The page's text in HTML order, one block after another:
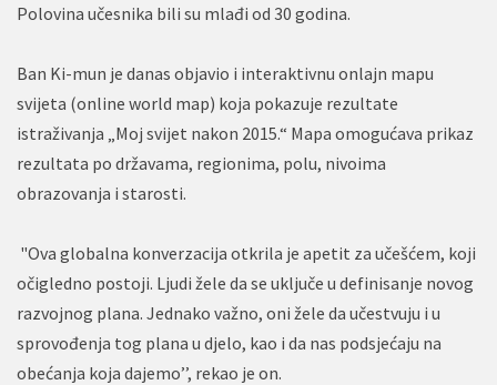
Polovina učesnika bili su mlađi od 30 godina.
Ban Ki-mun je danas objavio i interaktivnu onlajn mapu
svijeta (online world map) koja pokazuje rezultate
istraživanja „Moj svijet nakon 2015.“ Mapa omogućava prikaz
rezultata po državama, regionima, polu, nivoima
obrazovanja i starosti.
"Ova globalna konverzacija otkrila je apetit za učešćem, koji
očigledno postoji. Ljudi žele da se uključe u definisanje novog
razvojnog plana. Jednako važno, oni žele da učestvuju i u
sprovođenja tog plana u djelo, kao i da nas podsjećaju na
obećanja koja dajemo’’, rekao je on.